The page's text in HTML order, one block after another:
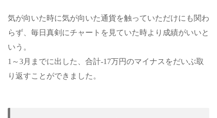
気が向いた時に気が向いた通貨を触っていただけにも関わ
らず、毎日真剣にチャートを見ていた時より成績がいいと
いう。
1～3月までに出した、合計-17万円のマイナスをだいぶ取
り返すことができました。